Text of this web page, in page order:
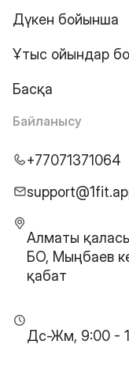
Дүкен бойынша
Ұтыс ойындар
Басқа
Байланысу
+77071371064
Алматы
БО, Мыңбаев
қабат
Дс-Жм, 9:00 -